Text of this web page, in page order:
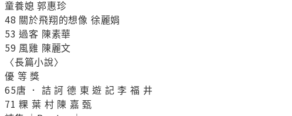
童養媳 郭惠珍
48 關於飛翔的想像 徐麗娟
53 過客 陳素華
59 風雞 陳麗文
〈長篇小說〉
優 等 獎
65唐 ． 詰 訶 德 東 遊 記 李 福 井
71 粿 葉 村 陳 嘉 甄